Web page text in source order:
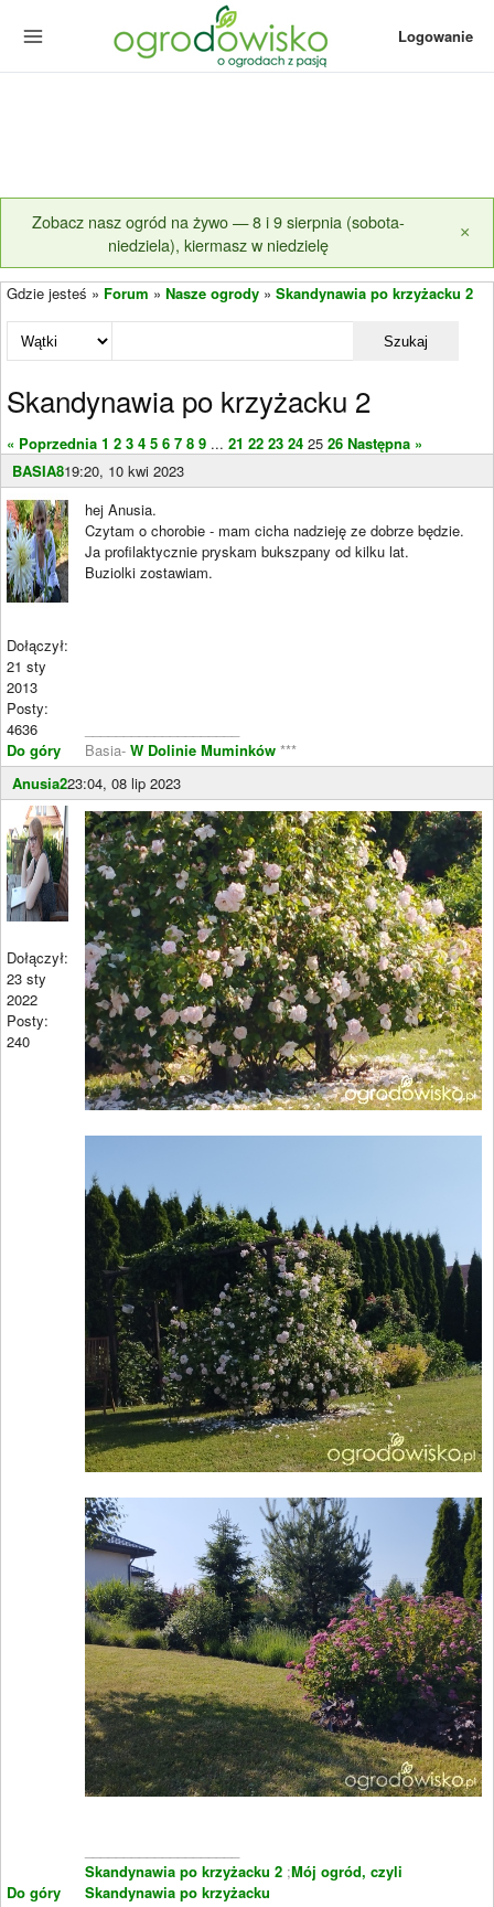
Logowanie
Zobacz nasz ogród na żywo — 8 i 9 sierpnia (sobota-
niedziela), kiermasz w niedzielę
×
Gdzie jesteś » Forum » Nasze ogrody » Skandynawia po krzyżacku 2
Szukaj
Skandynawia po krzyżacku 2
« Poprzednia 1 2 3 4 5 6 7 8 9 ... 21 22 23 24 25 26 Następna »
BASIA819:20, 10 kwi 2023
Dołączył:
21 sty
2013
Posty:
4636
Do góry
hej Anusia.
Czytam o chorobie - mam cicha nadzieję ze dobrze będzie.
Ja profilaktycznie pryskam bukszpany od kilku lat.
Buziolki zostawiam.
Basia- W Dolinie Muminków ***
Anusia223:04, 08 lip 2023
Dołączył:
23 sty
2022
Posty:
240
Do góry
Skandynawia po krzyżacku 2 ;Mój ogród, czyli
Skandynawia po krzyżacku